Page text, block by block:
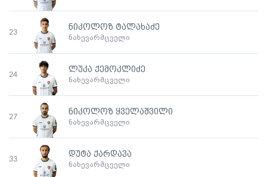
23
ნიკოლოზ ტალახაძე
ნახევარმცველი
24
ლუკა ქემოკლიძე
ნახევარმცველი
27
ნიკოლოზ ყველაშვილი
ნახევარმცველი
33
დუტა ქარდავა
ნახევარმცველი